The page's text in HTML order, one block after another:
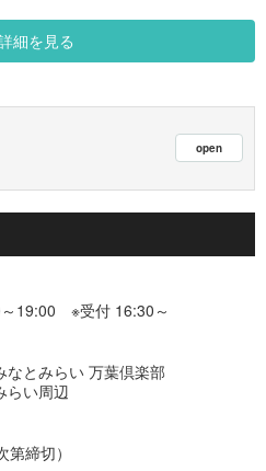
細を見る
19:00 ※受付 16:30～
とみらい 万葉倶楽部
らい周辺
締切）